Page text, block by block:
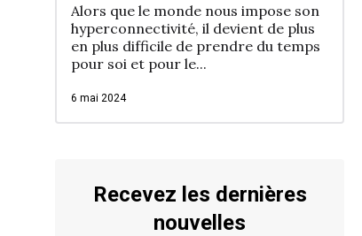
Alors que le monde nous impose son
hyperconnectivité, il devient de plus
en plus difficile de prendre du temps
pour soi et pour le...
6 mai 2024
Recevez les dernières
nouvelles